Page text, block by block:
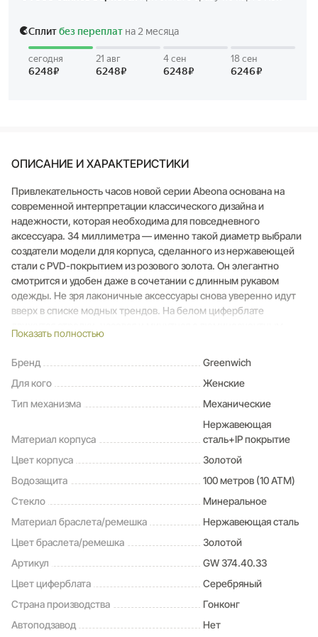
ОПИСАНИЕ И ХАРАКТЕРИСТИКИ
Привлекательность часов новой серии Abeona основана на
современной интерпретации классического дизайна и
надежности, которая необходима для повседневного
аксессуара. 34 миллиметра — именно такой диаметр выбрали
создатели модели для корпуса, сделанного из нержавеющей
стали с PVD-покрытием из розового золота. Он элегантно
смотрится и удобен даже в сочетании с длинным рукавом
одежды. Не зря лаконичные аксессуары снова уверенно идут
вверх в списке модных трендов. На белом циферблате
покрытием, которое светится в темноте. Накладные индексы
даты. Повышенная водостойкость составляет 10 атмосфер:
можно плавать, не снимая часы с запястья. Браслет состоит из
литых стальных звеньев и стальной же застежки-клипсы с
подчеркнут элегантность образа и покажут точную
информацию о времени и дате.
Показать полностью
Бренд
Greenwich
Для кого
Женские
Тип механизма
Механические
Материал корпуса
Нержавеющая
сталь+IP покрытие
Цвет корпуса
Золотой
Водозащита
100 метров (10 ATM)
Стекло
Минеральное
Материал браслета/ремешка
Нержавеющая сталь
Цвет браслета/ремешка
Золотой
Артикул
GW 374.40.33
Цвет циферблата
Серебряный
Страна производства
Гонконг
Автоподзавод
Нет